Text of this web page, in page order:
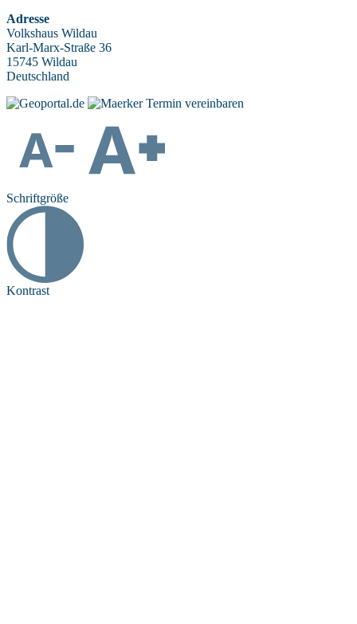
Adresse
Volkshaus Wildau
Karl-Marx-Straße 36
15745 Wildau
Deutschland
Termin vereinbaren
Schriftgröße
Kontrast